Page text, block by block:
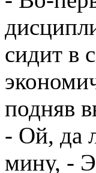
сидит в
подняв
- Ой, да
мину, -